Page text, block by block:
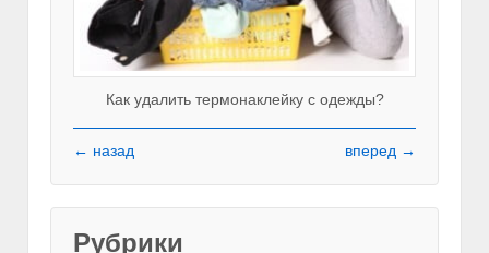
Как удалить термонаклейку с одежды?
← назад вперед →
Рубрики